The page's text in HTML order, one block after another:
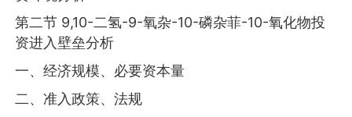
第二节 9,10-二氢-9-氧杂-10-磷杂菲-10-氧化物投
资进入壁垒分析
一、经济规模、必要资本量
二、准入政策、法规